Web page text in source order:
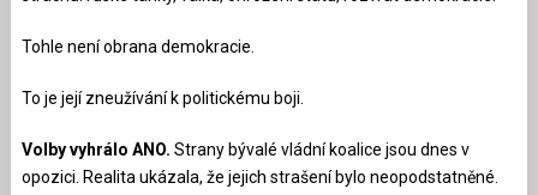
Tohle není obrana demokracie.
To je její zneužívání k politickému boji.
Volby vyhrálo ANO. Strany bývalé vládní koalice jsou dnes v
opozici. Realita ukázala, že jejich strašení bylo neopodstatněné.